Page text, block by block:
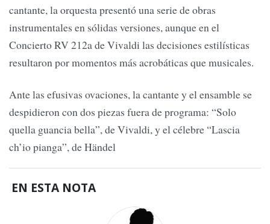
cantante, la orquesta presentó una serie de obras
instrumentales en sólidas versiones, aunque en el
Concierto RV 212a de Vivaldi las decisiones estilísticas
resultaron por momentos más acrobáticas que musicales.
Ante las efusivas ovaciones, la cantante y el ensamble se
despidieron con dos piezas fuera de programa: “Solo
quella guancia bella”, de Vivaldi, y el célebre “Lascia
ch’io pianga”, de Händel
EN ESTA NOTA